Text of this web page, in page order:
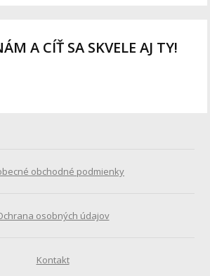
A CÍŤ SA SKVELE AJ TY!
obchodné podmienky
osobných údajov
Kontakt